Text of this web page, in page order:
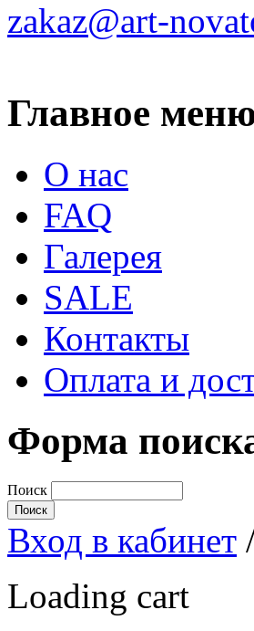
zakaz@art-
Главное
О нас
FAQ
Галерея
SALE
Контакты
Оплата и
Форма
Поиск
Вход в кабинет
Loading cart